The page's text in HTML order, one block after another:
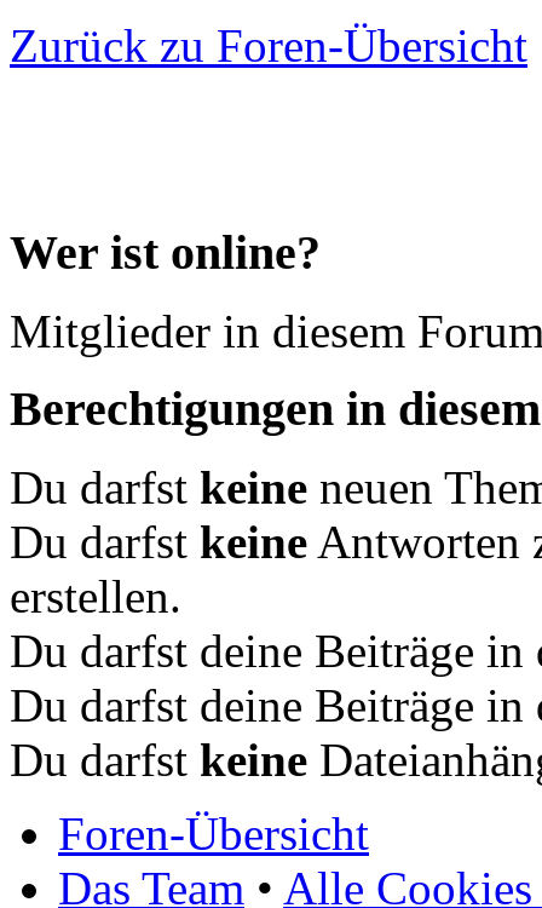
Zurück zu Foren-Übersicht
Wer ist online?
Mitglieder in diesem
Berechtigungen in
Du darfst keine neuen
Du darfst keine Antworten
erstellen.
Du darfst deine Beiträge
Du darfst deine Beiträge
Du darfst keine
Foren-Übersicht
Das Team • Alle Cookies